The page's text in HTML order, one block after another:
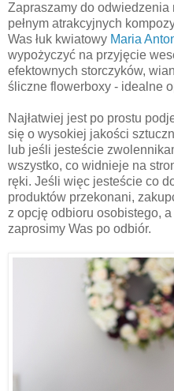
Zapraszamy do odwiedzenia
pełnym atrakcyjnych
Was łuk kwiatowy Maria
wypożyczyć na przyjęcie
efektownych storczyków,
śliczne flowerboxy - idealne
Najłatwiej jest po prostu
się o wysokiej jakości
lub jeśli jesteście
wszystko, co widnieje na
ręki. Jeśli więc jesteście co
produktów przekonani,
z opcję odbioru osobistego,
zaprosimy Was po odbiór.